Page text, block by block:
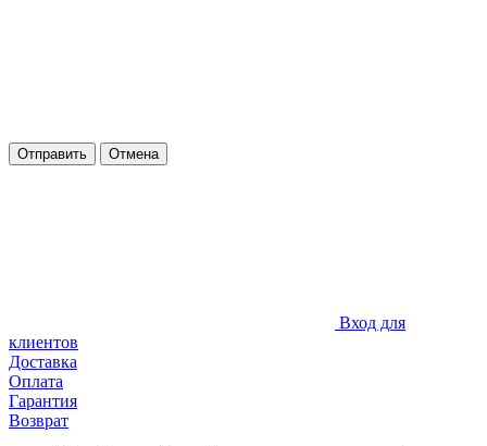
Отправить Отмена
Вход для
клиентов
Доставка
Оплата
Гарантия
Возврат